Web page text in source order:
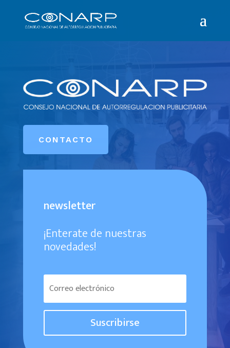
CONTACTO
newsletter
¡Enterate de nuestras
novedades!
Suscribirse